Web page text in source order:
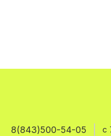
8(843)500-54-05 с